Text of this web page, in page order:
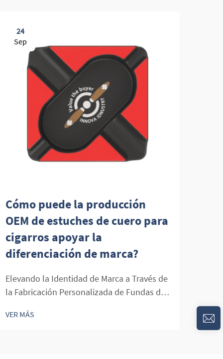
24
Sep
Cómo puede la producción
OEM de estuches de cuero para
cigarros apoyar la
diferenciación de marca?
Elevando la Identidad de Marca a Través de
la Fabricación Personalizada de Fundas de
de lujo continúa evolucionando, con
VER MÁS